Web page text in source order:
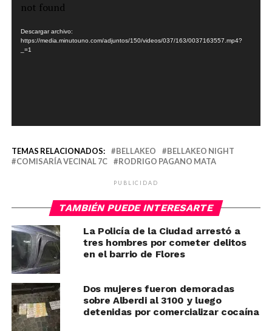
not found
Descargar archivo:
https://media.minutouno.com/adjuntos/150/videos/037/163/0037163557.mp4?
_=1
TEMAS RELACIONADOS: BELLAKEO
BELLAKEO NIGHT
COMISARÍA VECINAL 7C
RODRIGO PAGANO MATA
PUBLICIDAD
TAMBIÉN PUEDE INTERESARTE
La Policía de la Ciudad arrestó a
tres hombres por cometer delitos
en el barrio de Flores
Dos mujeres fueron demoradas
sobre Alberdi al 3100 y luego
detenidas por comercializar cocaína